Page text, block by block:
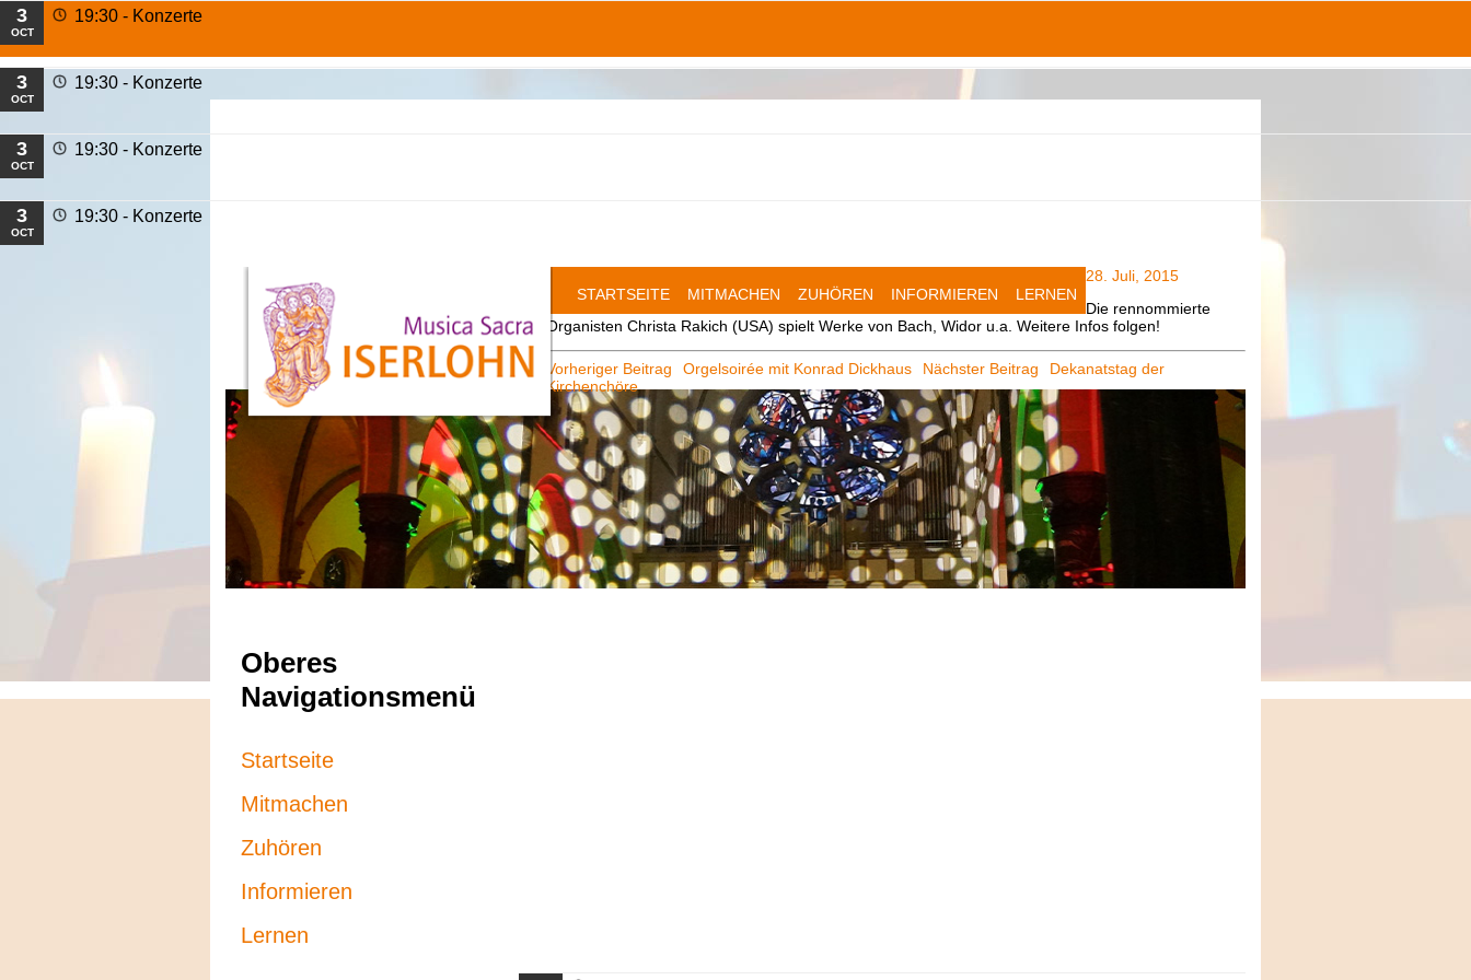
3
OCT
19:30 - Konzerte
3
OCT
19:30 - Konzerte
3
OCT
19:30 - Konzerte
3
OCT
19:30 - Konzerte
STARTSEITE MITMACHEN ZUHÖREN INFORMIEREN LERNEN
Oberes
Navigationsmenü
Startseite
Mitmachen
Zuhören
Informieren
Lernen
28. Juli, 2015
Die rennommierte
Organisten Christa Rakich (USA) spielt Werke von Bach, Widor u.a. Weitere Infos folgen!
Beitrags-
Navigation
Vorheriger Beitrag Orgelsoirée mit Konrad Dickhaus Nächster Beitrag
Dekanatstag der
Kirchenchöre